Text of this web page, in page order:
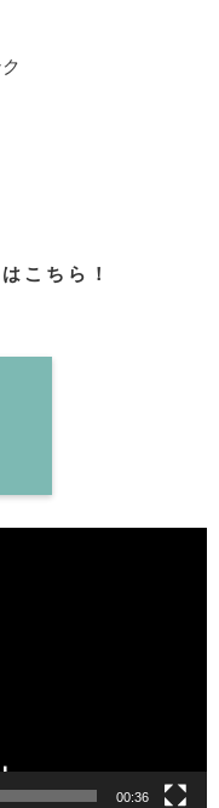
こちら！
00:36